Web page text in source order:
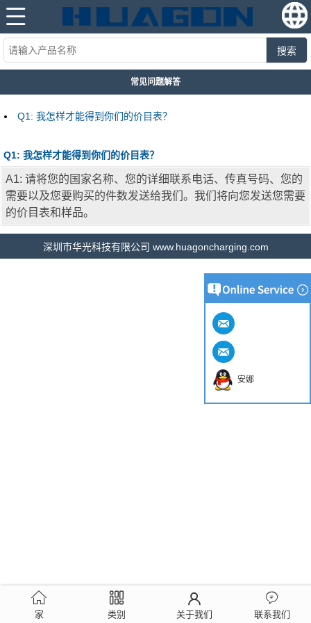
搜索
常见问题解答
Q1: 我怎样才能得到你们的价目表？
Q1: 我怎样才能得到你们的价目表？
A1: 请将您的国家名称、您的详细联系电话、传真号码、您的
需要以及您要购买的件数发送给我们。我们将向您发送您需要
的价目表和样品。
深圳市华光科技有限公司 www.huagoncharging.com
家 类别 关于我们 联系我们
安娜